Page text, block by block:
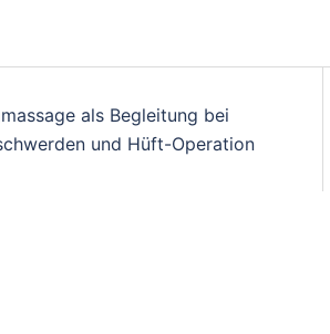
als Begleitung bei
und Hüft-Operation